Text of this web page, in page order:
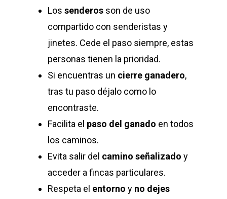
Los senderos son de uso
compartido con senderistas y
jinetes. Cede el paso siempre, estas
personas tienen la prioridad.
Si encuentras un cierre ganadero,
tras tu paso déjalo como lo
encontraste.
Facilita el paso del ganado en todos
los caminos.
Evita salir del camino señalizado y
acceder a fincas particulares.
Respeta el entorno y no dejes